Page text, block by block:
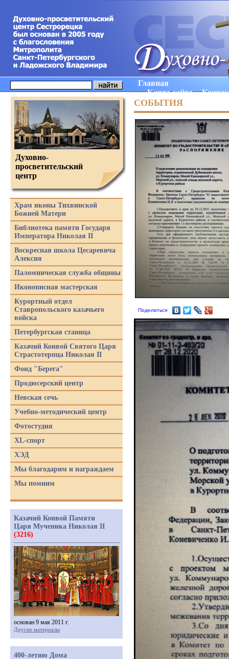
Главная
Карта сайта
СОБЫТИЯ
Поделиться
Духовно-
просветительский
центр
Храм иконы Тихвинской
Божией Матери
Библиотека памяти Государя
Императора Николая II
Воскресная школа Цесаревича
Алексия
Паломническая служба общины
Иконописная мастерская
Курортный отдел
Ставропольского казачьего
войска
Петербургская станица
Казачий Конвой Святого Царя
Страстотерпца Николая II
Фонд "Берега"
Продюсерский центр
Невская сечь
Учебно-методический центр
Фотостудия
XL-спорт
ХЭД
Мы благодарим и награждаем
Мы помним
Казачий Конвой Памяти
Царя Мученика Николая II
(3216)
основан 9 мая 2011 г.
Другие материалы
400-летию Дома